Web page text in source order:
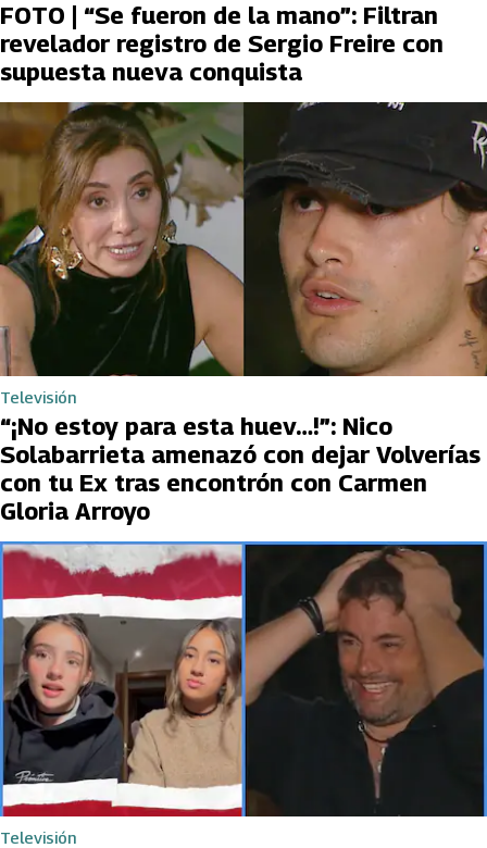
FOTO | “Se fueron de la mano”: Filtran
revelador registro de Sergio Freire con
supuesta nueva conquista
Televisión
“¡No estoy para esta huev…!”: Nico
Solabarrieta amenazó con dejar Volverías
con tu Ex tras encontrón con Carmen
Gloria Arroyo
Televisión